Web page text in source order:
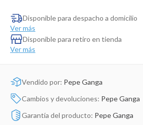
Disponible para despacho a domicilio
Ver más
Disponible para retiro en tienda
Ver más
Vendido por: Pepe Ganga
Cambios y devoluciones: Pepe Ganga
Garantía del producto: Pepe Ganga
Dinosaurio Juguete